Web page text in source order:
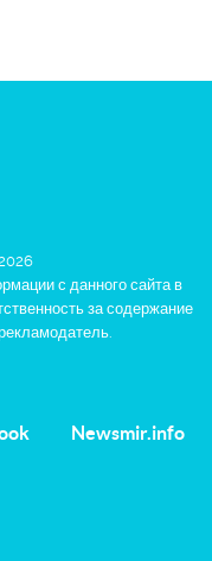
с данного сайта в
за содержание
Newsmir.info